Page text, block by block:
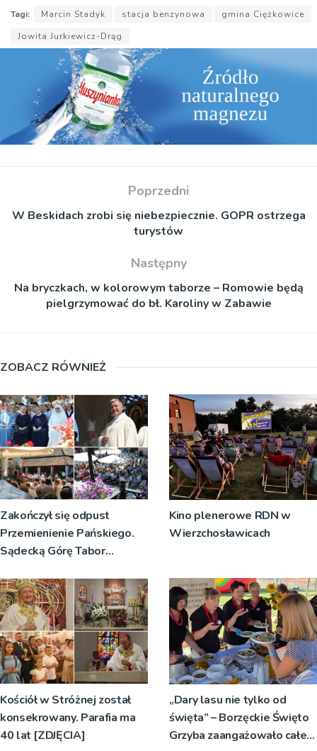
Tagi: Marcin Stadyk stacja benzynowa
gmina Ciężkowice
Jowita Jurkiewicz-Drąg
Poprzedni
W Beskidach zrobi się niebezpiecznie. GOPR ostrzega
turystów
Następny
Na bryczkach, w kolorowym taborze – Romowie będą
pielgrzymować do bł. Karoliny w Zabawie
ZOBACZ RÓWNIEŻ
Zakończył się odpust
Przemienienie Pańskiego.
Sądecką Górę Tabor
pielgrzymów
Kino plenerowe RDN w
Wierzchosławicach
Kościół w Stróżnej został
konsekrowany. Parafia ma
40 lat [ZDJĘCIA]
„Dary lasu nie tylko od
święta” – Borzęckie Święto
Grzyba zaangażowało całe